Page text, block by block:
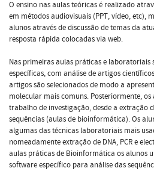
O ensino nas aulas teóricas é realizado
em métodos audiovisuais (PPT, vídeo, etc),
alunos através de discussão de temas da
resposta rápida colocadas via web.
Nas primeiras aulas práticas e laboratoriais
específicas, com análise de artigos
artigos são selecionados de modo a
molecular mais comuns. Posteriormente,
trabalho de investigação, desde a extração
sequências (aulas de bioinformática). Os
algumas das técnicas laboratoriais mais
nomeadamente extração de DNA, PCR e
aulas práticas de Bioinformática os alunos
software específico para análise das